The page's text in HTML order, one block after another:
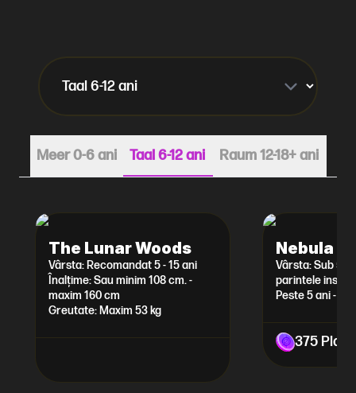
Meer 0-6 ani Taal 6-12 ani Raum 12-18+ ani
The Lunar Woods
Vârsta: Recomandat 5 - 15 ani
Înalțime: Sau minim 108 cm. -
maxim 160 cm
Greutate: Maxim 53 kg
Nebula
Vârsta: Sub 5
parintele
Peste 5 ani -
375